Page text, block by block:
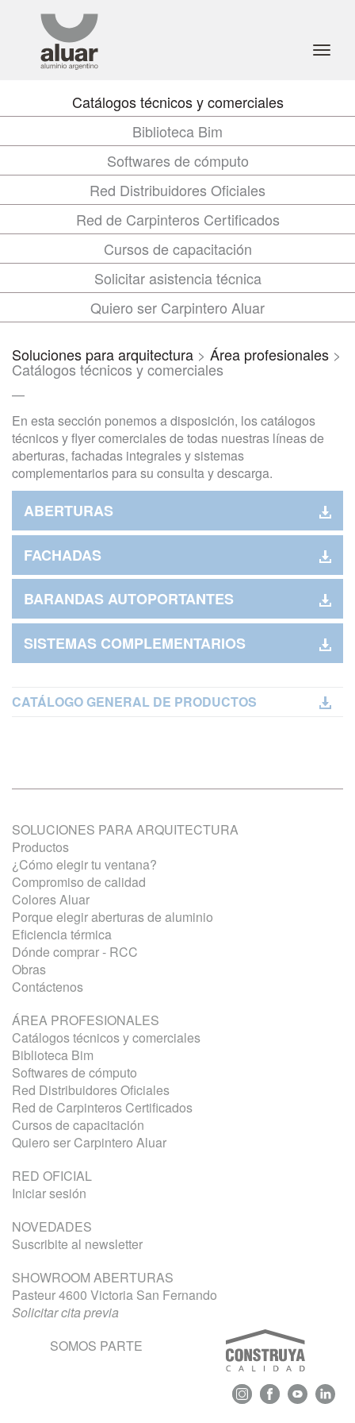
Catálogos técnicos y comerciales
Biblioteca Bim
Softwares de cómputo
Red Distribuidores Oficiales
Red de Carpinteros Certificados
Cursos de capacitación
Solicitar asistencia técnica
Quiero ser Carpintero Aluar
Soluciones para arquitectura > Área profesionales >
Catálogos técnicos y comerciales
—
En esta sección ponemos a disposición, los catálogos
técnicos y flyer comerciales de todas nuestras líneas de
aberturas, fachadas integrales y sistemas
complementarios para su consulta y descarga.
ABERTURAS
FACHADAS
BARANDAS AUTOPORTANTES
SISTEMAS COMPLEMENTARIOS
CATÁLOGO GENERAL DE PRODUCTOS
SOLUCIONES PARA ARQUITECTURA
Productos
¿Cómo elegir tu ventana?
Compromiso de calidad
Colores Aluar
Porque elegir aberturas de aluminio
Eficiencia térmica
Dónde comprar - RCC
Obras
Contáctenos
ÁREA PROFESIONALES
Catálogos técnicos y comerciales
Biblioteca Bim
Softwares de cómputo
Red Distribuidores Oficiales
Red de Carpinteros Certificados
Cursos de capacitación
Quiero ser Carpintero Aluar
RED OFICIAL
Iniciar sesión
NOVEDADES
Suscribite al newsletter
SHOWROOM ABERTURAS
Pasteur 4600 Victoria San Fernando
Solicitar cita previa
SOMOS PARTE